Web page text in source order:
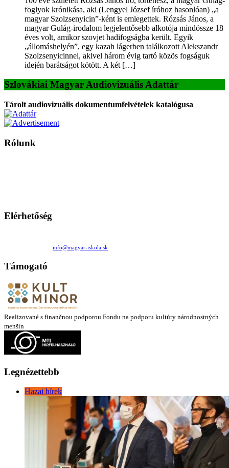
foglyok krónikása, aki (Lengyel József íróhoz hasonlóan) „a
magyar Szolzsenyicin”-ként is emlegettek. Rózsás János, a
magyar Gulág-irodalom legjelentősebb alkotója mindössze 18
éves volt, amikor szovjet hadifogságba került. Egyik
„állomáshelyén”, egy kazah lágerben találkozott Alekszandr
Szolzsenyicinnel, akivel három évig tartó közös fogságuk
idején barátságot kötött. A két […]
Szlovákiai Magyar Audiovizuális Adattár
Tárolt audiovizuális dokumentumfelvételek katalógusa
Rólunk
Elérhetőség
info@magyar-iskola.sk
Támogató
Realizované s finančnou podporou Fondu na podporu kultúry národnostných
menšín
Legnézettebb
Hazai hírek